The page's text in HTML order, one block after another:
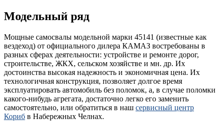
Модельный ряд
Мощные самосвалы модельной марки 45141 (известные как
вездеход) от официального дилера КАМАЗ востребованы в
разных сферах деятельности: устройстве и ремонте дорог,
строительстве, ЖКХ, сельском хозяйстве и мн. др. Их
достоинства высокая надежность и экономичная цена. Их
технологичная конструкция, позволяет долгое время
эксплуатировать автомобиль без поломок, а, в случае поломки
какого-нибудь агрегата, достаточно легко его заменить
самостоятельно, или обратиться в наш сервисный центр
Кориб в Набережных Челнах.